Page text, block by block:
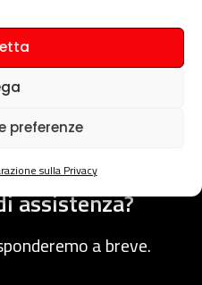
preferenze
sulla Privacy
contrattuali di permanenza
tuoi già da subito. Nessuna
assistenza?
a breve.